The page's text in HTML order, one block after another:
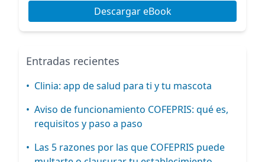
Descargar eBook
Entradas recientes
• Clinia: app de salud para ti y tu mascota
• Aviso de funcionamiento COFEPRIS: qué es,
requisitos y paso a paso
• Las 5 razones por las que COFEPRIS puede